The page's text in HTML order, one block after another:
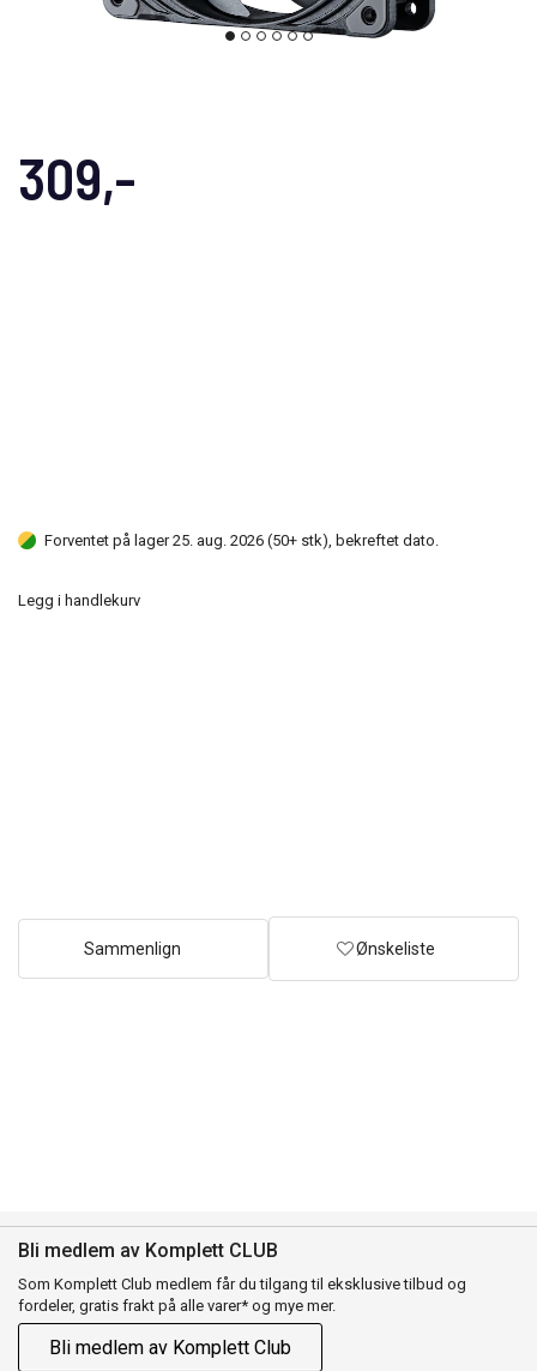
309,-
Forventet på lager 25. aug. 2026 (50+ stk), bekreftet dato.
Legg i handlekurv
Sammenlign Ønskeliste
Bli medlem av Komplett CLUB
Som Komplett Club medlem får du tilgang til eksklusive tilbud og
fordeler, gratis frakt på alle varer* og mye mer.
Bli medlem av Komplett Club